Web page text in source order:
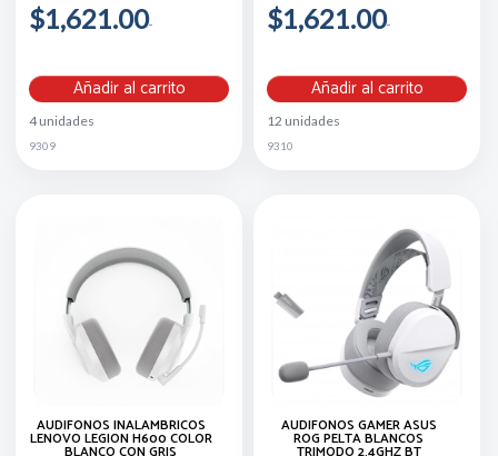
$1,621.00
Añadir al carrito
4 unidades
9309
$1,621.00
Añadir al carrito
12 unidades
9310
AUDIFONOS INALAMBRICOS
LENOVO LEGION H600 COLOR
BLANCO CON GRIS
AUDÍFONOS GAMER ASUS
ROG PELTA BLANCOS
TRIMODO 2.4GHZ BT